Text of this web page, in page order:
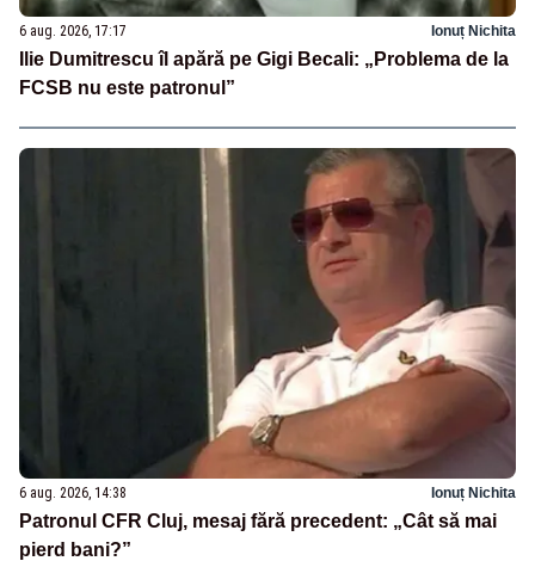
6 aug. 2026, 17:17 Ionuț Nichita
Ilie Dumitrescu îl apără pe Gigi Becali: „Problema de la
FCSB nu este patronul”
6 aug. 2026, 14:38 Ionuț Nichita
Patronul CFR Cluj, mesaj fără precedent: „Cât să mai
pierd bani?”